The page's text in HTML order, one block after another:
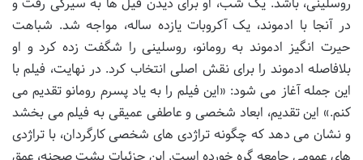
در آنجا با ادموند، یک آکروبات یازده ساله، مواجه شد. شباهت
حیرت انگیز ادموند به رومانو، روسلینی را شگفت زده کرد و او
بلافاصله ادموند را برای نقش اصلی انتخاب کرد. در نهایت، فیلم با
این جمله آغاز می شود: «این فیلم را به یاد پسرم رومانو تقدیم می
کنم.» این تقدیم، ابعاد شخصی و عاطفی عمیقی به فیلم می بخشد
و نشان می دهد که چگونه تراژدی های شخصی کارگردان، با تراژدی